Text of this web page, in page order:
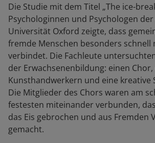
Die Studie mit dem Titel „The ice-
Psychologinnen und Psychologen
Universität Oxford zeigte, dass
fremde Menschen besonders schnell
verbindet. Die Fachleute
der Erwachsenenbildung: einen
Kunsthandwerkern und eine kreative
Die Mitglieder des Chors waren am
festesten miteinander verbunden,
das Eis gebrochen und aus Fremden
gemacht.